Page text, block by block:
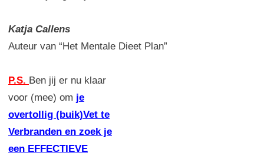
Katja Callens
Auteur van “Het Mentale Dieet Plan”
P.S. Ben jij er nu klaar
voor (mee) om je
overtollig (buik)Vet te
Verbranden en zoek je
een EFFECTIEVE